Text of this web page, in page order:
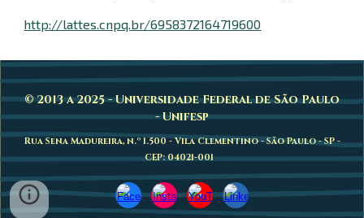
http://lattes.cnpq.br/6958372164719600
© 2013 a 2025 - Universidade Federal de São Paulo
- Unifesp
Rua Sena Madureira, n.º 1.500 - Vila Clementino - São Paulo - SP -
CEP: 04021-001